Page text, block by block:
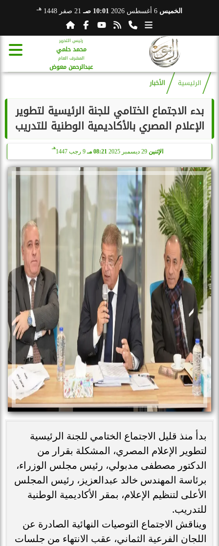
الخميس 10:01 صـ 21 صفر 1448 هـ
رئيس التحرير
محمد حلمي
المشرف العام
عبدالرحمن معوض
الرئيسية الأخبار
بدء الاجتماع الختامي للجنة الرئيسية لتطوير
الإعلام المصري بالأكاديمية الوطنية للتدريب
الإثنين 08:21 مـ 9 رجب 1447
هـ
بدأ منذ قليل الاجتماع الختامي للجنة الرئيسية
لتطوير الإعلام المصري، المشكلة بقرار من
الدكتور مصطفى مدبولي، رئيس مجلس الوزراء،
برئاسة المهندس خالد عبدالعزيز، رئيس المجلس
الأعلى لتنظيم الإعلام، بمقر الأكاديمية الوطنية
للتدريب.
ويناقش الاجتماع التوصيات النهائية الصادرة عن
اللجان الفرعية الثماني، عقب الانتهاء من جلسات